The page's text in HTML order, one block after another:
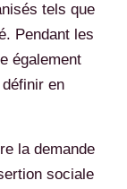
tels que
Pendant les
également
en
la demande
sociale